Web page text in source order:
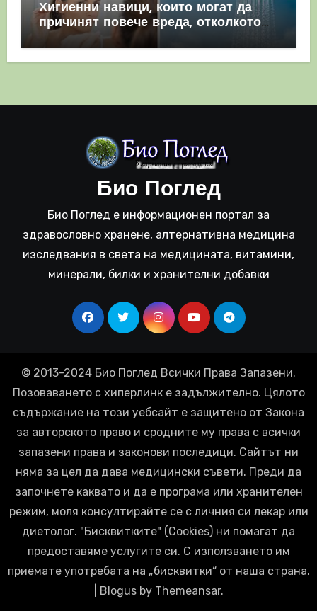
Хигиенни навици, които могат да
причинят повече вреда, отколкото
полза
Био Поглед
Био Поглед е информационен портал за
здравословно хранене, алтернативна медицина
изследвания в света на медицината, витамини,
минерали, билки и хранителни добавки
© 2013-2024 Био Поглед Всички Права Запазени.
Позоваването с хиперлинк е задължително. Цялото
съдържание на този уебсайт е защитено от Закона
за авторското право и сродните му права с всички
запазени права и законови последици. Сайтът ни
няма за цел да дава медицински съвети. Преди да
започнете каквато и да е програма или хранителен
режим, моля консултирайте се с личния си лекар или
диетолог. "Бисквитките" (Cookies) ни помагат да
предоставяме услугите си. С използването им
приемате употребата на „бисквитки“ от наша страна.
Blogusby Themeansar.